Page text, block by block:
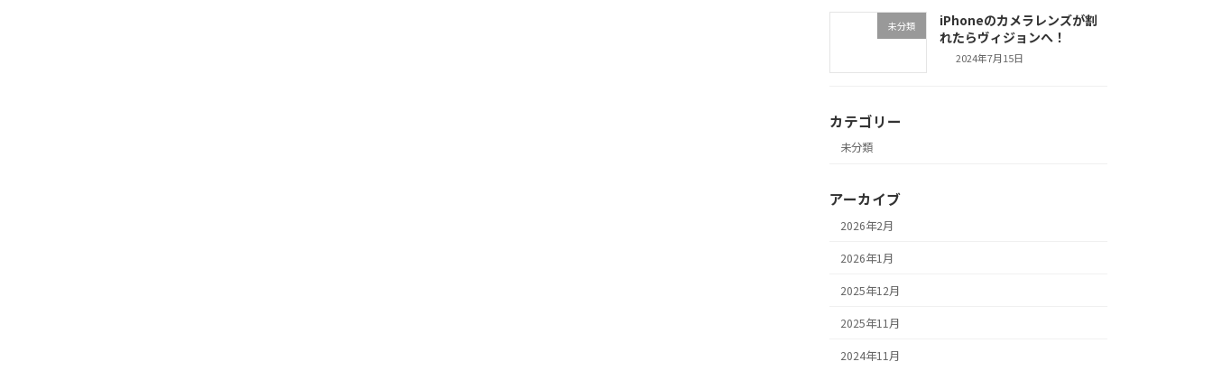
未分類
iPhoneのカメラレンズが割
れたらヴィジョンへ！
2024年7月15日
カテゴリー
未分類
アーカイブ
2026年2月
2026年1月
2025年12月
2025年11月
2024年11月